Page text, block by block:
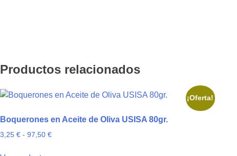
Productos relacionados
¡Oferta!
Boquerones en Aceite de Oliva USISA 80gr.
3,25 € - 97,50 €Rango